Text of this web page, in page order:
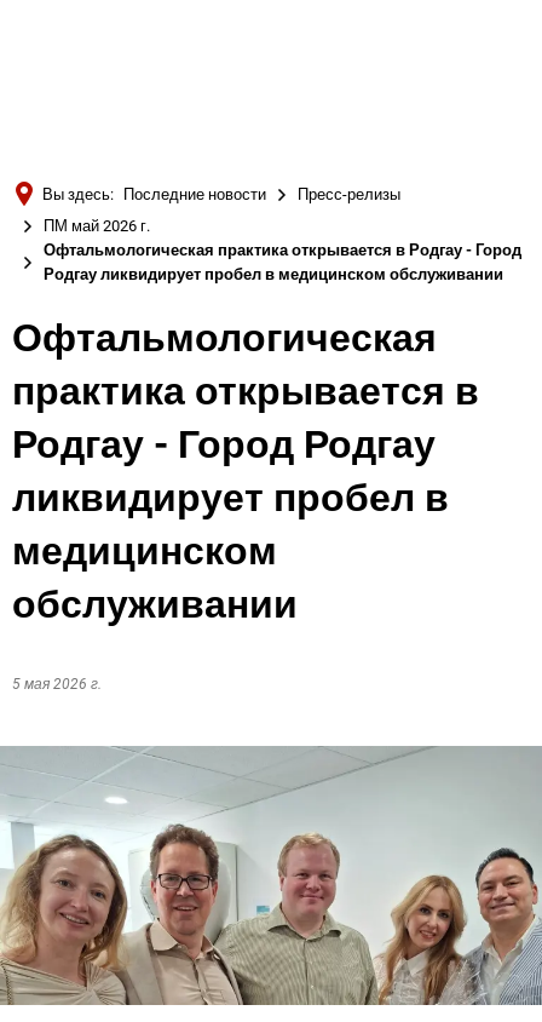
Български
Deutsch
Вы здесь: Последние новости
Пресс-релизы
ПМ май 2026 г.
Офтальмологическая практика открывается в Родгау - Город
Родгау ликвидирует пробел в медицинском обслуживании
Офтальмологическая
практика открывается в
Родгау - Город Родгау
ликвидирует пробел в
медицинском
обслуживании
5 мая 2026 г.